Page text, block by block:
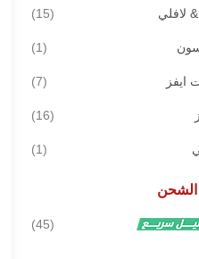
لافلي 15قطع
1قطعة
ايفز 7قطع
16قطع
1قطعة
الشحن
45قطع